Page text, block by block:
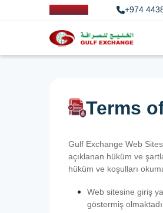
+974
Terms
Gulf Exchange Web
açıklanan hüküm ve
hüküm ve koşulları
Web sitesine giriş
göstermiş